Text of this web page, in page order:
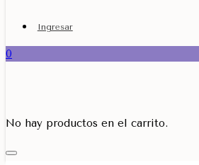
Ingresar
0
No hay productos en el carrito.